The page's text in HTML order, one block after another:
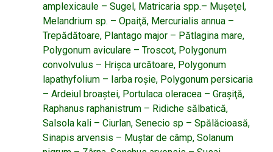
amplexicaule – Sugel, Matricaria spp.– Muşeţel,
Melandrium sp. – Opaiţă, Mercurialis annua –
Trepădătoare, Plantago major – Pătlagina mare,
Polygonum aviculare – Troscot, Polygonum
convolvulus – Hrişca urcătoare, Polygonum
lapathyfolium – Iarba roşie, Polygonum persicaria
– Ardeiul broaştei, Portulaca oleracea – Graşiţă,
Raphanus raphanistrum – Ridiche sălbatică,
Salsola kali – Ciurlan, Senecio sp – Spălăcioasă,
Sinapis arvensis – Muştar de câmp, Solanum